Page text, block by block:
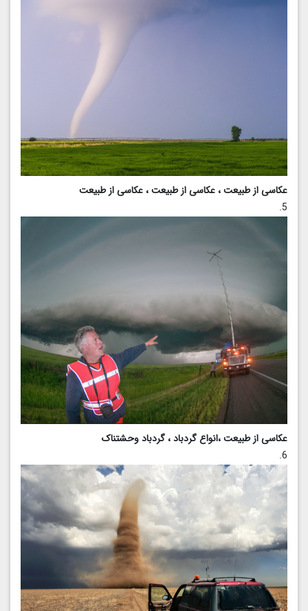
عکاسی از طبیعت ، عکاسی از طبیعت ، عکاسی از طبیعت
5.
عکاسی از طبیعت ،انواع گردباد ، گردباد وحشتناک
6.